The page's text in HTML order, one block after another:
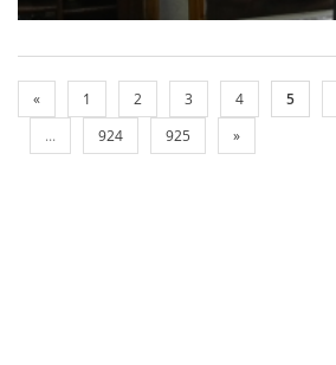
« 1 2 3 4 5
...
924 925 »